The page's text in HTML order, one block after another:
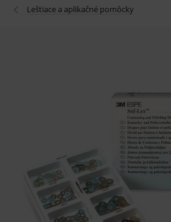
Leštiace a aplikačné pomôcky